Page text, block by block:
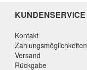
KUNDENSERVICE
Kontakt
Zahlungsmöglichkeiten
Versand
Rückgabe